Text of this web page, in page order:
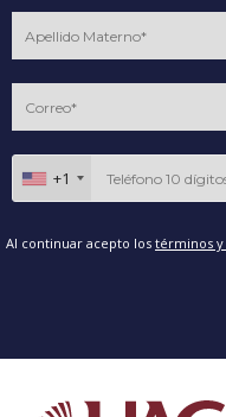
+1
Al continuar acepto los términos